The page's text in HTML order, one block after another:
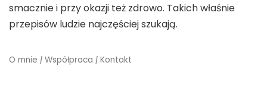
smacznie i przy okazji też zdrowo. Takich właśnie
przepisów ludzie najczęściej szukają.
O mnie | Współpraca | Kontakt